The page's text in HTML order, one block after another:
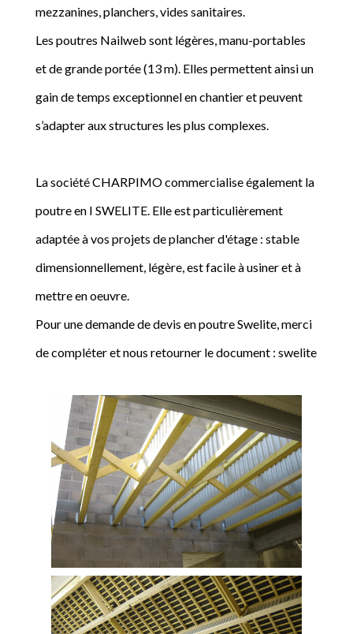
mezzanines, planchers, vides sanitaires.
Les poutres Nailweb sont légères, manu-portables
et de grande portée (13 m). Elles permettent ainsi un
gain de temps exceptionnel en chantier et peuvent
s’adapter aux structures les plus complexes.
La société CHARPIMO commercialise également la
poutre en I SWELITE. Elle est particulièrement
adaptée à vos projets de plancher d'étage : stable
dimensionnellement, légère, est facile à usiner et à
mettre en oeuvre.
Pour une demande de devis en poutre Swelite, merci
de compléter et nous retourner le document : swelite